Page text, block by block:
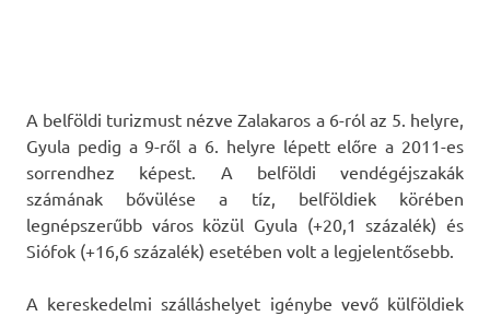
A belföldi turizmust nézve Zalakaros a 6-ról az 5. helyre,
Gyula pedig a 9-ről a 6. helyre lépett előre a 2011-es
sorrendhez képest. A belföldi vendégéjszakák
számának bővülése a tíz, belföldiek körében
legnépszerűbb város közül Gyula (+20,1 százalék) és
Siófok (+16,6 százalék) esetében volt a legjelentősebb.
A kereskedelmi szálláshelyet igénybe vevő külföldiek